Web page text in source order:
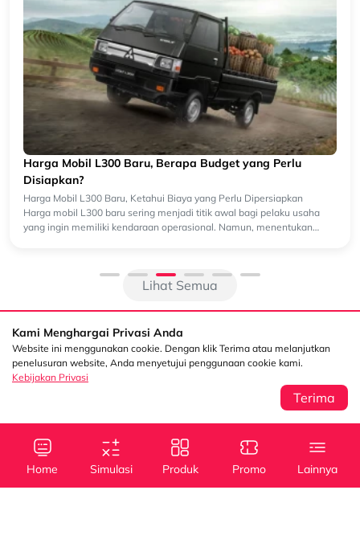
Harga Mobil L300 Baru, Berapa Budget yang Perlu
Disiapkan?
Harga Mobil L300 Baru, Ketahui Biaya yang Perlu Dipersiapkan
Harga mobil L300 baru sering menjadi titik awal bagi pelaku usaha
yang ingin memiliki kendaraan operasional. Namun, menentukan
Lihat Semua
Kami Menghargai Privasi Anda
Website ini menggunakan cookie. Dengan klik Terima atau melanjutkan
penelusuran website, Anda menyetujui penggunaan cookie kami.
Kebijakan Privasi
Terima
Sentral Senayan 2,
3rd Floor Jl. Asia
Afrika No. 8 Senayan
Home Simulasi Produk Promo Lainnya